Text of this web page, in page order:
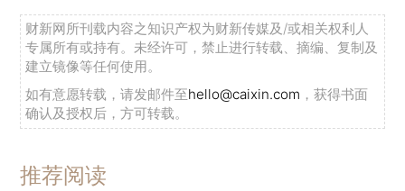
财新网所刊载内容之知识产权为财新传媒及/或相关权利人
专属所有或持有。未经许可，禁止进行转载、摘编、复制及
建立镜像等任何使用。
如有意愿转载，请发邮件至hello@caixin.com ，获得书面
确认及授权后，方可转载。
推荐阅读